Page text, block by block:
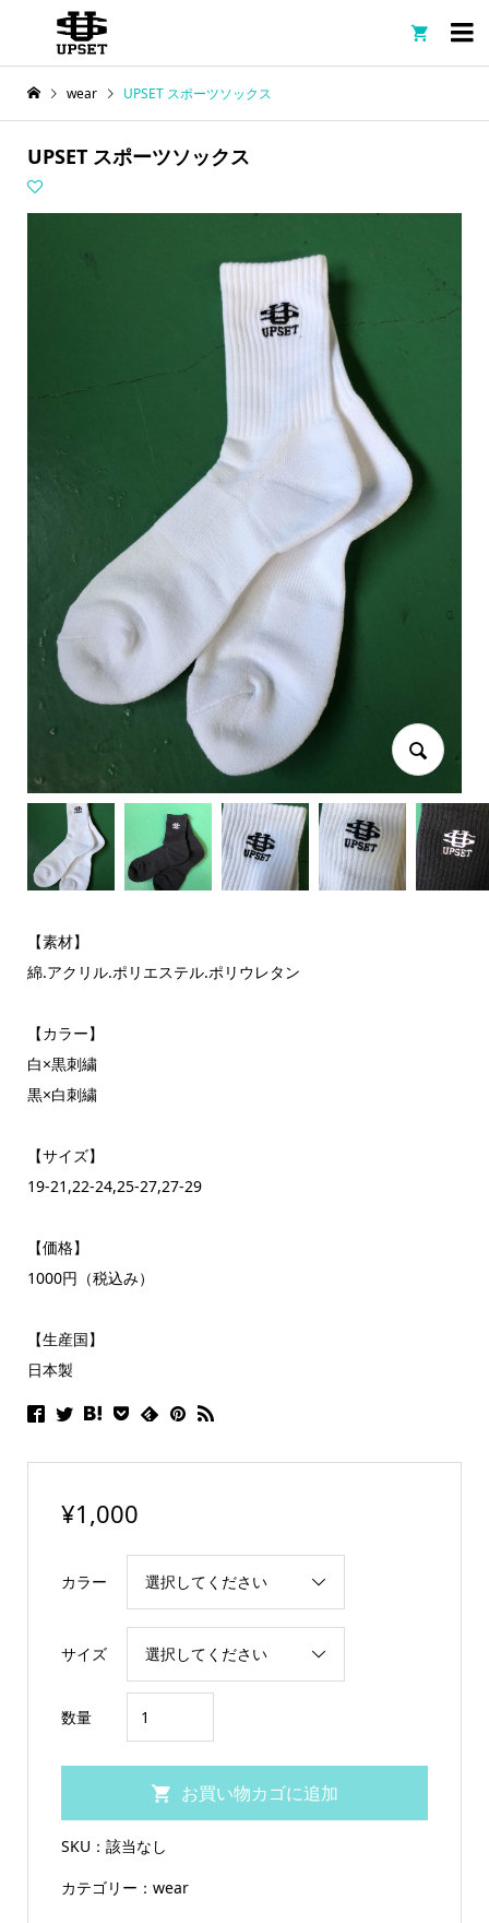

wear UPSET スポーツソックス
UPSET スポーツソックス
【素材】
綿.アクリル.ポリエステル.ポリウレタン
【カラー】
白×黒刺繍
黒×白刺繍
【サイズ】
19-21,22-24,25-27,27-29
【価格】
1000円（税込み）
【生産国】
日本製
¥1,000
カラー
サイズ
数量
ス
ポ
ソ
ッ
お買い物カゴに追加
SKU： 該当なし
カテゴリー： wear